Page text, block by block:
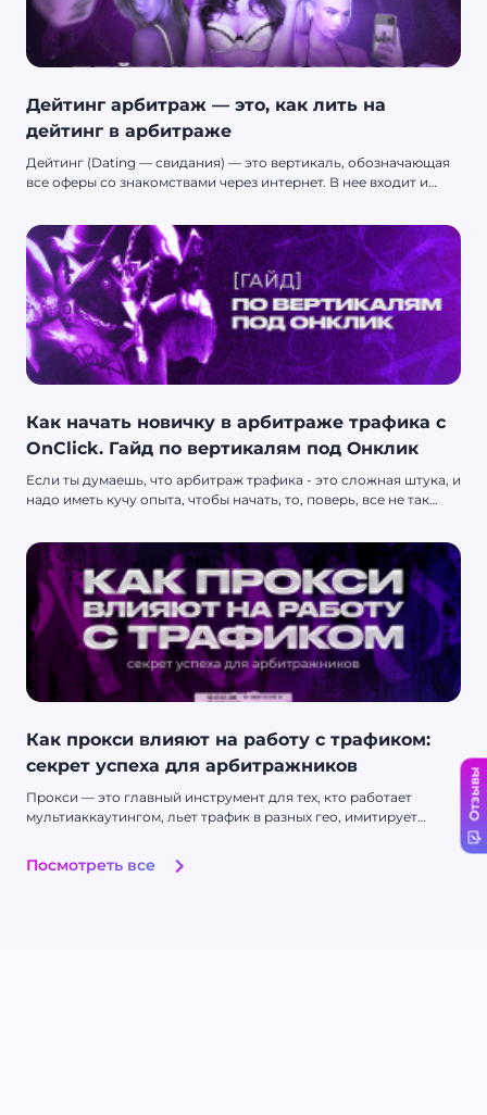
Дейтинг арбитраж — это, как лить на
дейтинг в арбитраже
Дейтинг (Dating — свидания) — это вертикаль, обозначающая
все оферы со знакомствами через интернет. В нее входит и
например, «чистый» адалт. Получается, что дейтинг арбитраж
— это перегон трафика на дейтинг-офферы.
Как начать новичку в арбитраже трафика с
OnClick. Гайд по вертикалям под Онклик
Если ты думаешь, что арбитраж трафика - это сложная штука, и
надо иметь кучу опыта, чтобы начать, то, поверь, все не так
о том, как зайти в арбитраж с помощью OnClick и почему
именно Push.house - твой лучший выбор для этого
приключения.
Как прокси влияют на работу с трафиком:
секрет успеха для арбитражников
Прокси — это главный инструмент для тех, кто работает
мультиаккаутингом, льет трафик в разных гео, имитирует
оставаться незамеченными для антибот- и антифрод-систем,
Посмотреть все
Отзывы